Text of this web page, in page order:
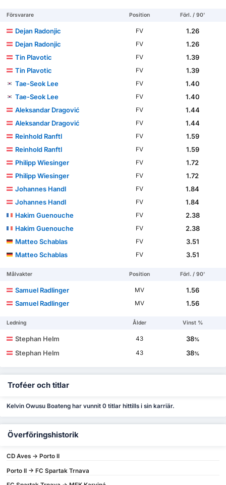
Försvarare Position Förl. / 90'
Dejan Radonjic FV
1.26
Dejan Radonjic
FV
1.26
Tin Plavotic
FV
1.39
Tin Plavotic
FV
1.39
Tae-Seok Lee
FV
1.40
Tae-Seok Lee
FV
1.40
Aleksandar Dragović
FV
1.44
Aleksandar Dragović
FV
1.44
Reinhold Ranftl
FV
1.59
Reinhold Ranftl
FV
1.59
Philipp Wiesinger
FV
1.72
Philipp Wiesinger
FV
1.72
Johannes Handl
FV
1.84
Johannes Handl
FV
1.84
Hakim Guenouche
FV
2.38
Hakim Guenouche
FV
2.38
Matteo Schablas
FV
3.51
Matteo Schablas
FV 3.51
Målvakter Position Förl. / 90'
Samuel Radlinger MV
1.56
Samuel Radlinger
MV 1.56
Ledning Ålder Vinst %
Stephan Helm 43 38%
Stephan Helm 43 38%
Troféer och titlar
Kelvin Owusu Boateng har vunnit 0 titlar hittills i sin karriär.
Överföringshistorik
CD Aves -> Porto II
Porto II -> FC Spartak Trnava